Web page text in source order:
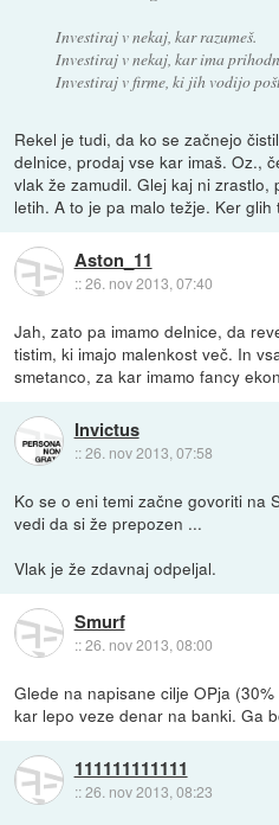
Investiraj v nekaj, kar razumeš.
Investiraj v nekaj, kar ima
Investiraj v firme, ki jih vodijo
Rekel je tudi, da ko se začnejo
delnice, prodaj vse kar imaš. Oz.,
vlak že zamudil. Glej kaj ni zrastlo,
letih. A to je pa malo težje. Ker
Aston_11
::26. nov 2013, 07:40
Jah, zato pa imamo delnice, da
tistim, ki imajo malenkost več. In
smetanco, za kar imamo fancy
Invictus
::26. nov 2013, 07:58
Ko se o eni temi začne govoriti na
vedi da si že prepozen ...
Vlak je že zdavnaj odpeljal.
Smurf
::26. nov 2013, 08:00
Glede na napisane cilje OPja
kar lepo veze denar na banki. Ga
111111111111
::26. nov 2013, 08:23